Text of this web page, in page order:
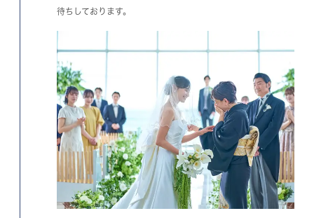
待ちしております。